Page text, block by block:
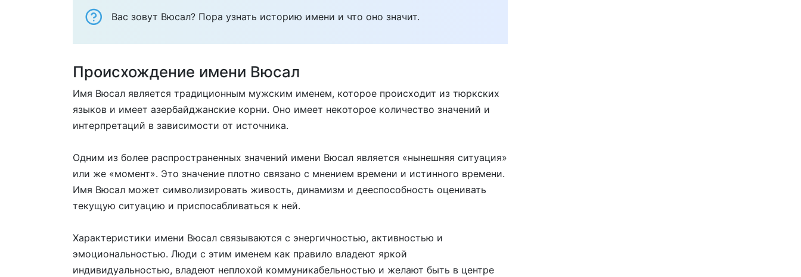
Вас зовут Вюсал? Пора узнать историю имени и что оно значит.
Происхождение имени Вюсал
Имя Вюсал является традиционным мужским именем, которое происходит из тюркских
языков и имеет азербайджанские корни. Оно имеет некоторое количество значений и
интерпретаций в зависимости от источника.
Одним из более распространенных значений имени Вюсал является «нынешняя ситуация»
или же «момент». Это значение плотно связано с мнением времени и истинного времени.
Имя Вюсал может символизировать живость, динамизм и дееспособность оценивать
текущую ситуацию и приспосабливаться к ней.
Характеристики имени Вюсал связываются с энергичностью, активностью и
эмоциональностью. Люди с этим именем как правило владеют яркой
индивидуальностью, владеют неплохой коммуникабельностью и желают быть в центре